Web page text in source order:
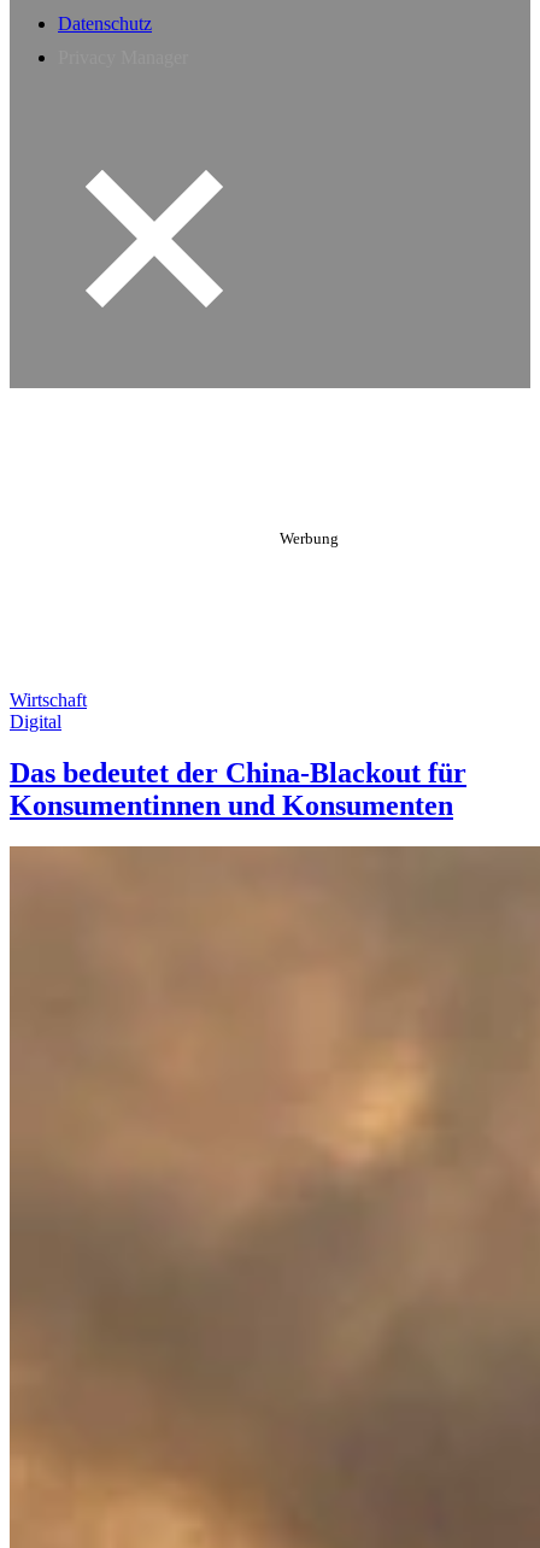
Datenschutz
Wirtschaft
Digital
Das bedeutet der China-Blackout für
Konsumentinnen und Konsumenten